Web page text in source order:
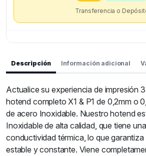
Transferencia o
Descripción Información adicional
Actualice su experiencia de impresión
hotend completo X1 & P1 de 0,2mm o
de acero Inoxidable. Nuestro hotend
Inoxidable de alta calidad, que tiene
conductividad térmica, lo que
estable y constante. Viene